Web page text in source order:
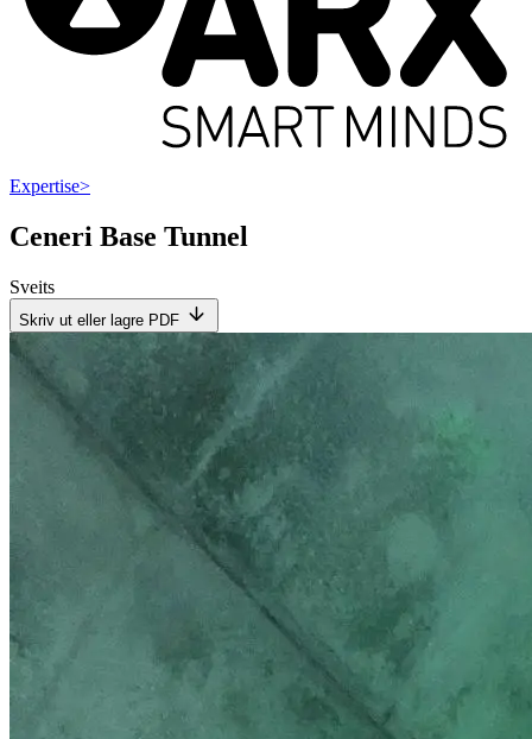
Expertise>
Ceneri Base Tunnel
Sveits
Skriv ut eller lagre PDF